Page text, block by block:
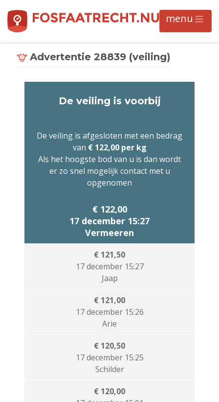
Advertentie 28839 (veiling)
De veiling is voorbij
De veiling is afgesloten met een bedrag
van € 122,00 per kg
Als het hoogste bod van u is dan wordt
er zo snel mogelijk contact met u
opgenomen
€ 122,00
17 december 15:27
Vermeeren
€ 121,50
17 december 15:27
Jaap
€ 121,00
17 december 15:26
Arie
€ 120,50
17 december 15:25
Schilder
€ 120,00